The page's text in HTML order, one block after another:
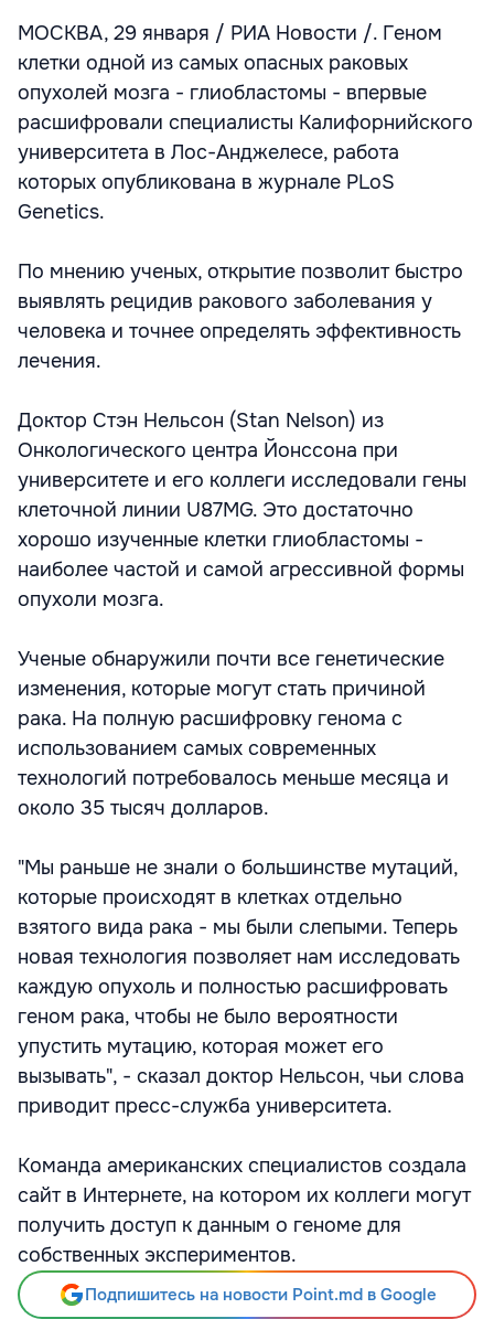
МОСКВА, 29 января / РИА Новости /. Геном
клетки одной из самых опасных раковых
опухолей мозга - глиобластомы - впервые
расшифровали специалисты Калифорнийского
университета в Лос-Анджелесе, работа
которых опубликована в журнале PLoS
Genetics.
По мнению ученых, открытие позволит быстро
выявлять рецидив ракового заболевания у
человека и точнее определять эффективность
лечения.
Доктор Стэн Нельсон (Stan Nelson) из
Онкологического центра Йонссона при
университете и его коллеги исследовали гены
клеточной линии U87MG. Это достаточно
хорошо изученные клетки глиобластомы -
наиболее частой и самой агрессивной формы
опухоли мозга.
Ученые обнаружили почти все генетические
изменения, которые могут стать причиной
рака. На полную расшифровку генома с
использованием самых современных
технологий потребовалось меньше месяца и
около 35 тысяч долларов.
"Мы раньше не знали о большинстве мутаций,
которые происходят в клетках отдельно
взятого вида рака - мы были слепыми. Теперь
новая технология позволяет нам исследовать
каждую опухоль и полностью расшифровать
геном рака, чтобы не было вероятности
упустить мутацию, которая может его
вызывать", - сказал доктор Нельсон, чьи слова
приводит пресс-служба университета.
Команда американских специалистов создала
сайт в Интернете, на котором их коллеги могут
получить доступ к данным о геноме для
собственных экспериментов.
Подпишитесь на новости Point.md в Google